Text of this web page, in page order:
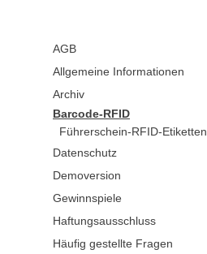
AGB
Allgemeine Informationen
Archiv
Barcode-RFID
Führerschein-RFID-Etiketten
Datenschutz
Demoversion
Gewinnspiele
Haftungsausschluss
Häufig gestellte Fragen